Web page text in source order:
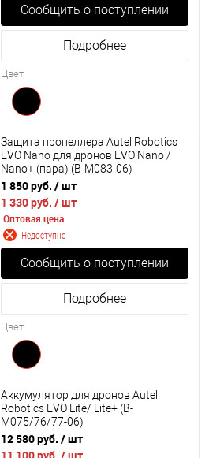
Сообщить о поступлении
Подробнее
Цвет
Защита пропеллера Autel Robotics
EVO Nano для дронов EVO Nano /
Nano+ (пара) (B-M083-06)
1 850 руб. / шт
1 330 руб. / шт
Оптовая цена
Недоступно
Сообщить о поступлении
Подробнее
Цвет
Аккумулятор для дронов Autel
Robotics EVO Lite/ Lite+ (B-
M075/76/77-06)
12 580 руб. / шт